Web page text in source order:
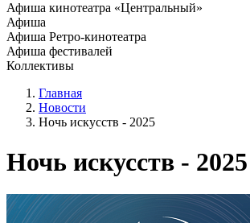
Афиша кинотеатра «Центральный»
Афиша
Афиша Ретро-кинотеатра
Афиша фестивалей
Коллективы
Главная
Новости
Ночь искусств - 2025
Ночь искусств - 2025